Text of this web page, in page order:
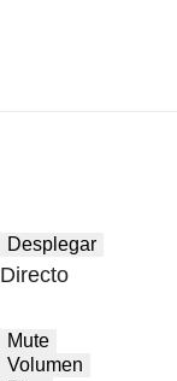
Desplegar
Directo
Mute
Volumen